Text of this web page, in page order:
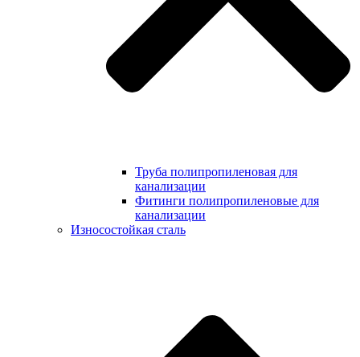
Труба полипропиленовая для
канализации
Фитинги полипропиленовые для
канализации
Износостойкая сталь